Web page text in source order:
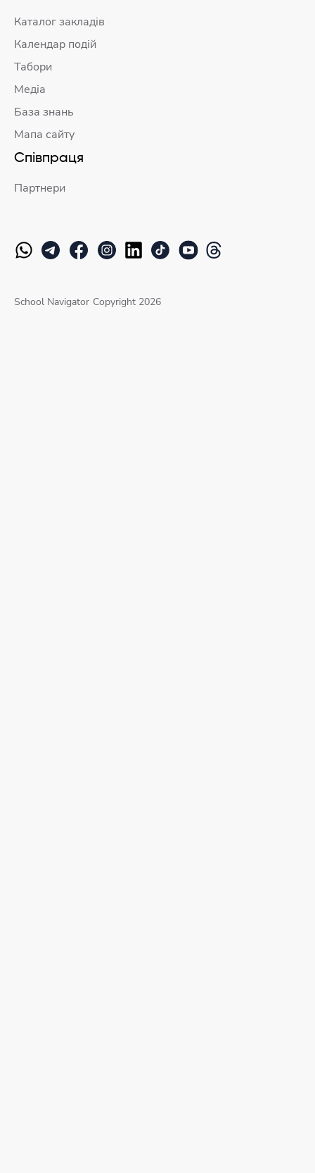
Каталог закладів
Календар подій
Табори
Медіа
База знань
Мапа сайту
Співпраця
Партнери
School Navigator Copyright 2026